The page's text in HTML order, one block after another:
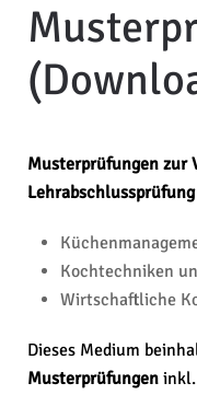
Musterprüfungen zur
Kochtechniken
Wirtschaftliche
Dieses Medium
Musterprüfungen